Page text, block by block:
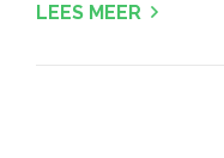
LEES MEER